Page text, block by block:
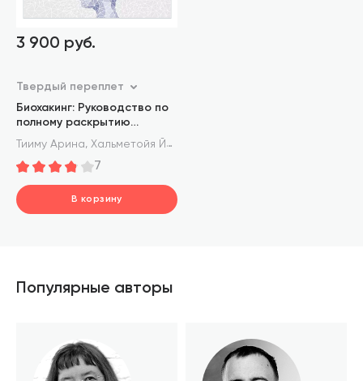
3 900 руб.
Твердый переплет
Биохакинг: Руководство по
полному раскрытию
потенциала организма
Тииму Арина, Хальметойя Йаакко
7
В корзину
Популярные авторы